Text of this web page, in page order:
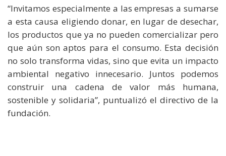
“Invitamos especialmente a las empresas a sumarse
a esta causa eligiendo donar, en lugar de desechar,
los productos que ya no pueden comercializar pero
que aún son aptos para el consumo. Esta decisión
no solo transforma vidas, sino que evita un impacto
ambiental negativo innecesario. Juntos podemos
construir una cadena de valor más humana,
sostenible y solidaria”, puntualizó el directivo de la
fundación.